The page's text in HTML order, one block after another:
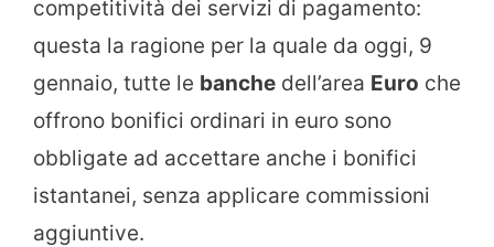
competitività dei servizi di pagamento:
questa la ragione per la quale da oggi, 9
gennaio, tutte le banche dell’area Euro che
offrono bonifici ordinari in euro sono
obbligate ad accettare anche i bonifici
istantanei, senza applicare commissioni
aggiuntive.